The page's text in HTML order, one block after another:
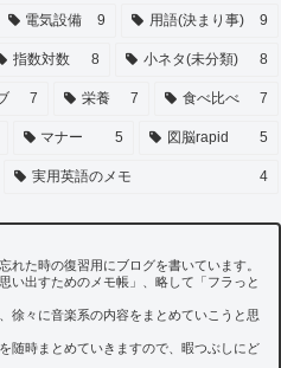
電気設備 9 用語(決まり事) 9
指数対数 8 小ネタ(未分類) 8
7 栄養 7 食べ比べ 7
マナー 5 図脳rapid 5
実用英語のメモ 4
れた時の復習用にブログを書いています。
い出すためのメモ帳」、略して「フラっと
徐々に音楽系の内容をまとめていこうと思
随時まとめていきますので、暇つぶしにど